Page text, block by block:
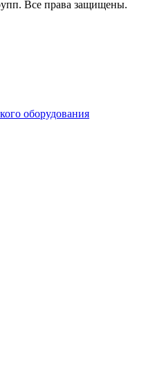
Все права защищены.
оборудования